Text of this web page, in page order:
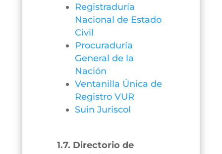
Registraduría
Nacional de Estado
Civil
Procuraduría
General de la
Nación
Ventanilla Única de
Registro VUR
Suin Juriscol
1.7. Directorio de